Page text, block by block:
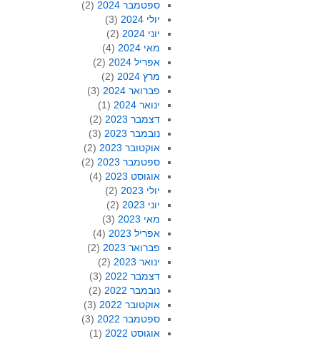
ספטמבר 2024
(2)
יולי 2024
(3)
יוני 2024
(2)
מאי 2024
(4)
אפריל 2024
(2)
מרץ 2024
(2)
פברואר 2024
(3)
ינואר 2024
(1)
דצמבר 2023
(2)
נובמבר 2023
(3)
אוקטובר 2023
(2)
ספטמבר 2023
(2)
אוגוסט 2023
(4)
יולי 2023
(2)
יוני 2023
(2)
מאי 2023
(3)
אפריל 2023
(4)
פברואר 2023
(2)
ינואר 2023
(2)
דצמבר 2022
(3)
נובמבר 2022
(2)
אוקטובר 2022
(3)
ספטמבר 2022
(3)
אוגוסט 2022
(1)